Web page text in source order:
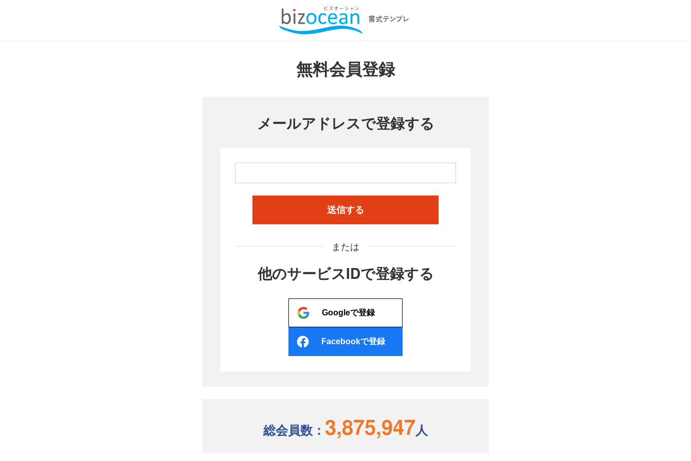
無料会員登録
メールアドレスで登録する
送信する
または
他のサービスIDで登録する
Googleで登録
Facebookで登録
総会員数： 3,875,947人